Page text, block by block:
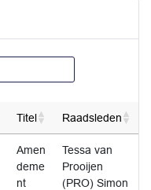
Titel Raadsleden
Amen
deme
nt
Tessa van
Prooijen
(PRO) Simon